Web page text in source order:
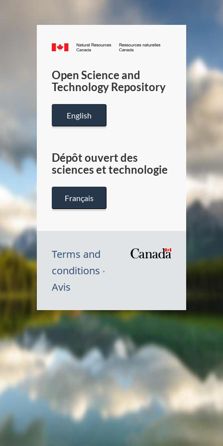
Canada.ca
/
Canada
Open Science and
Technology Repository
English
Dépôt ouvert des
sciences et technologie
Français
Terms and
conditions
Avis
Symbole
du